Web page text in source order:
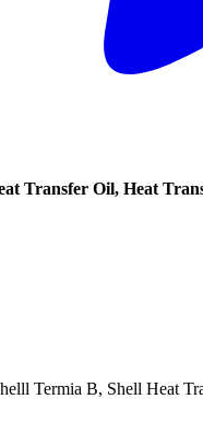
Transfer Oil, Heat
B, Shell Heat